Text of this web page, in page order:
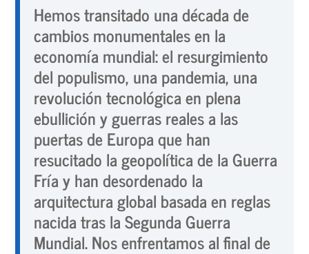
Hemos transitado una década de
cambios monumentales en la
economía mundial: el resurgimiento
del populismo, una pandemia, una
revolución tecnológica en plena
ebullición y guerras reales a las
puertas de Europa que han
resucitado la geopolítica de la Guerra
Fría y han desordenado la
arquitectura global basada en reglas
nacida tras la Segunda Guerra
Mundial. Nos enfrentamos al final de